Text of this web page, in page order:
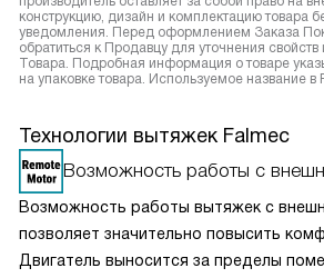
конструкцию, дизайн и комплектацию товара
уведомления. Перед оформлением Заказа
обратиться к Продавцу для уточнения свойств
Товара. Подробная информация о товаре
на упаковке товара. Используемое название
Технологии вытяжек Falmec
Возможность работы с
Возможность работы вытяжек с
позволяет значительно повысить
Двигатель выносится за пределы